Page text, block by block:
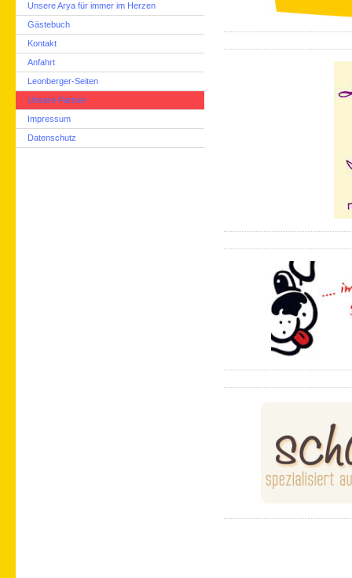
Unsere Arya für immer im Herzen
Gästebuch
Kontakt
Anfahrt
Leonberger-Seiten
Unsere Partner
Impressum
Datenschutz